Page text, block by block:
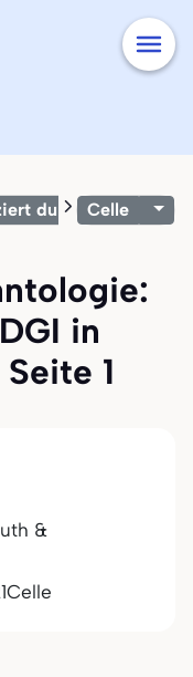
durch DGI
Celle
in
1
&
Celle